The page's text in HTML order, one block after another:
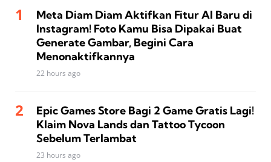
Meta Diam Diam Aktifkan Fitur AI Baru di
Instagram! Foto Kamu Bisa Dipakai Buat
Generate Gambar, Begini Cara
Menonaktifkannya
22 hours ago
Epic Games Store Bagi 2 Game Gratis Lagi!
Klaim Nova Lands dan Tattoo Tycoon
Sebelum Terlambat
23 hours ago